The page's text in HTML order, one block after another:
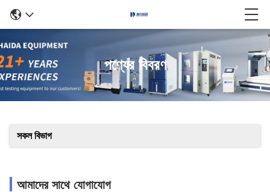
পণ্যের বিবরণ
সকল বিভাগ
আমাদের সাথে যোগাযোগ